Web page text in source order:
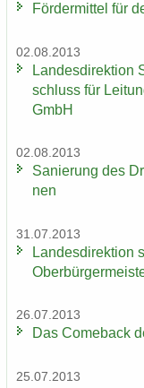
För­der­mit­tel für
02.08.2013
Lan­des­di­rek­ti­on
schluss für
GmbH
02.08.2013
Sa­nie­rung des
nen
31.07.2013
Lan­des­di­rek­ti­on
26.07.2013
Das Come­back
25.07.2013